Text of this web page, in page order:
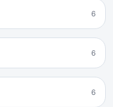
6
6
6